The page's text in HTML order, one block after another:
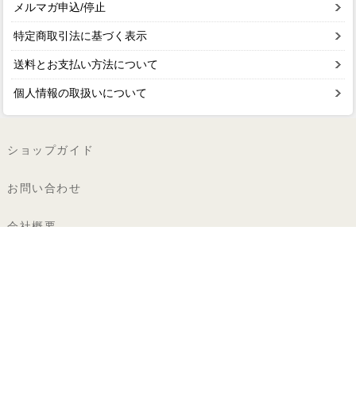
メルマガ申込/停止
特定商取引法に基づく表示
送料とお支払い方法について
個人情報の取扱いについて
ショップガイド
お問い合わせ
会社概要